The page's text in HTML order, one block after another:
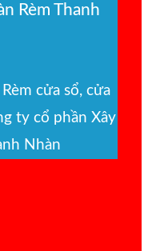
Rèm Thanh
cửa sổ, cửa
ty cổ phần Xây
Nhàn